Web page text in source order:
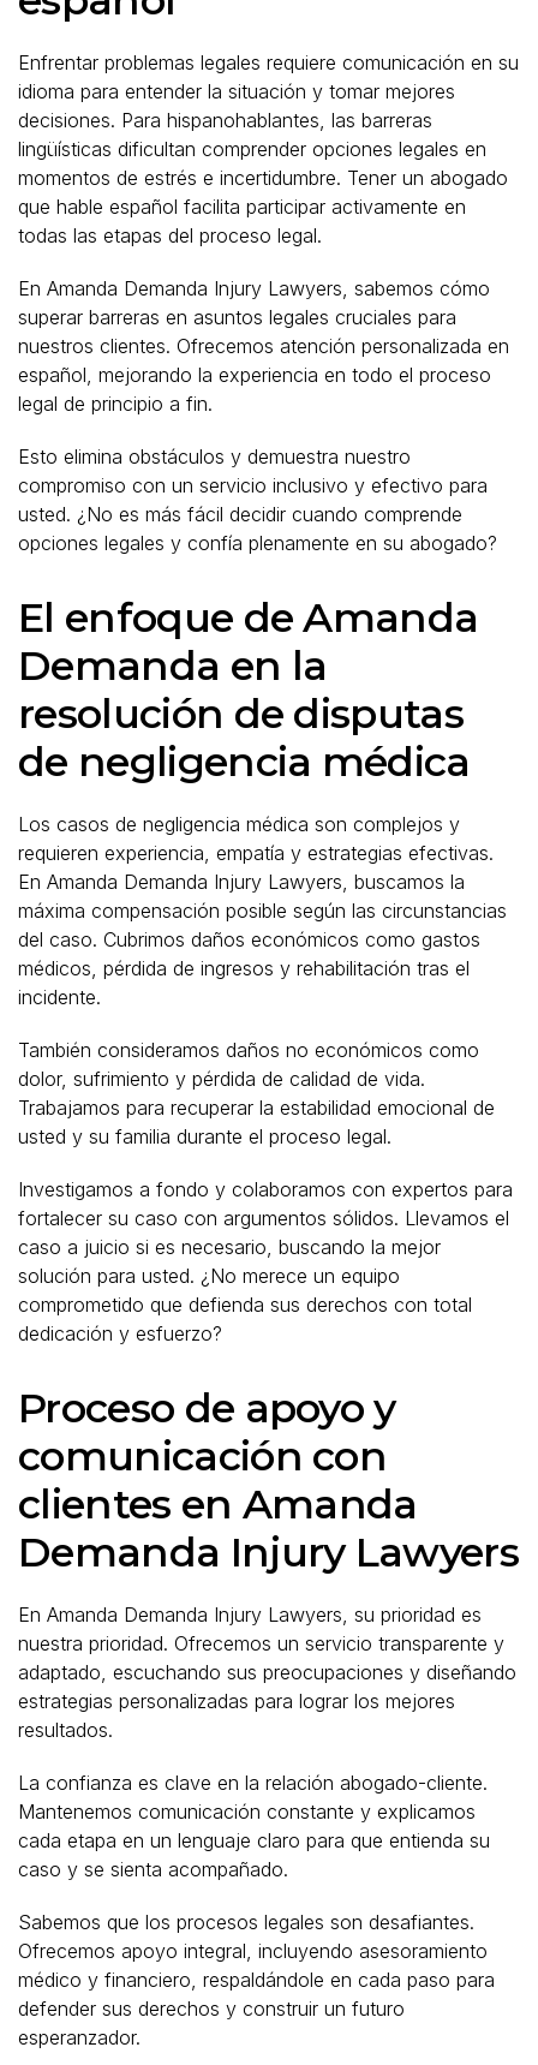
Enfrentar problemas legales requiere comunicación en su
idioma para entender la situación y tomar mejores
decisiones. Para hispanohablantes, las barreras
lingüísticas dificultan comprender opciones legales en
momentos de estrés e incertidumbre. Tener un abogado
que hable español facilita participar activamente en
todas las etapas del proceso legal.
En Amanda Demanda Injury Lawyers, sabemos cómo
superar barreras en asuntos legales cruciales para
nuestros clientes. Ofrecemos atención personalizada en
español, mejorando la experiencia en todo el proceso
legal de principio a fin.
Esto elimina obstáculos y demuestra nuestro
compromiso con un servicio inclusivo y efectivo para
usted. ¿No es más fácil decidir cuando comprende
opciones legales y confía plenamente en su abogado?
El enfoque de Amanda
Demanda en la
resolución de disputas
de negligencia médica
Los casos de negligencia médica son complejos y
requieren experiencia, empatía y estrategias efectivas.
En Amanda Demanda Injury Lawyers, buscamos la
máxima compensación posible según las circunstancias
del caso. Cubrimos daños económicos como gastos
médicos, pérdida de ingresos y rehabilitación tras el
incidente.
También consideramos daños no económicos como
dolor, sufrimiento y pérdida de calidad de vida.
Trabajamos para recuperar la estabilidad emocional de
usted y su familia durante el proceso legal.
Investigamos a fondo y colaboramos con expertos para
fortalecer su caso con argumentos sólidos. Llevamos el
caso a juicio si es necesario, buscando la mejor
solución para usted. ¿No merece un equipo
comprometido que defienda sus derechos con total
dedicación y esfuerzo?
Proceso de apoyo y
comunicación con
clientes en Amanda
Demanda Injury Lawyers
En Amanda Demanda Injury Lawyers, su prioridad es
nuestra prioridad. Ofrecemos un servicio transparente y
adaptado, escuchando sus preocupaciones y diseñando
estrategias personalizadas para lograr los mejores
resultados.
La confianza es clave en la relación abogado-cliente.
Mantenemos comunicación constante y explicamos
cada etapa en un lenguaje claro para que entienda su
caso y se sienta acompañado.
Sabemos que los procesos legales son desafiantes.
Ofrecemos apoyo integral, incluyendo asesoramiento
médico y financiero, respaldándole en cada paso para
defender sus derechos y construir un futuro
esperanzador.